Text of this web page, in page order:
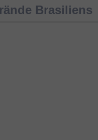
Brasiliens